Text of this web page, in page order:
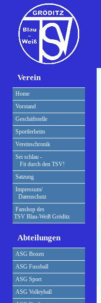
Verein
Home
Vorstand
Geschäftstelle
Sportlerheim
Vereinschronik
Sei schlau -
Fit durch den TSV!
Satzung
Impressum/
Datenschutz
Fanshop des
TSV Blau-Weiß Gröditz
Abteilungen
ASG Boxen
ASG Fussball
ASG Sport
ASG Volleyball